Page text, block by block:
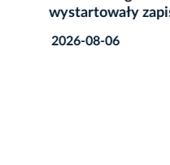
wystartowały zapisy
2026-08-06